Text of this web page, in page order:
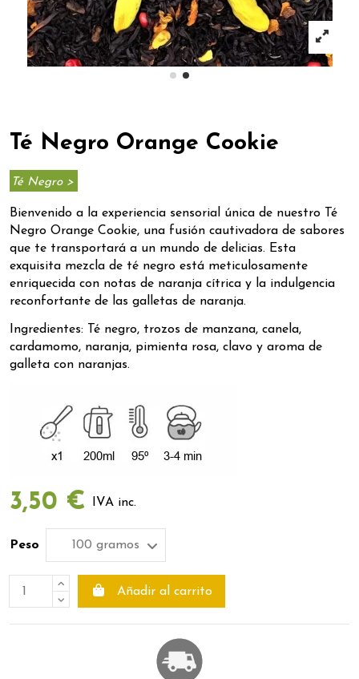
Té Negro Orange Cookie
Té Negro >
Bienvenido a la experiencia sensorial única de nuestro Té
Negro Orange Cookie, una fusión cautivadora de sabores
que te transportará a un mundo de delicias. Esta
exquisita mezcla de té negro está meticulosamente
enriquecida con notas de naranja cítrica y la indulgencia
reconfortante de las galletas de naranja.
Ingredientes: Té negro, trozos de manzana, canela,
cardamomo, naranja, pimienta rosa, clavo y aroma de
galleta con naranjas.
3,50 € IVA inc.
Peso
Añadir al carrito